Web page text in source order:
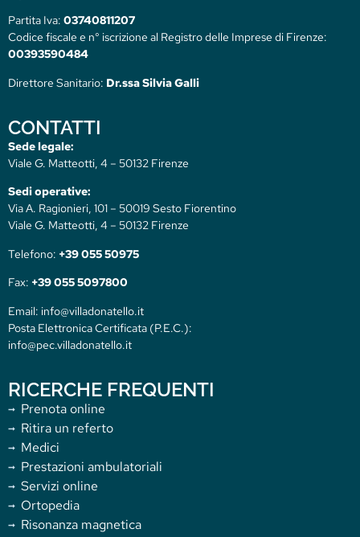
Partita Iva: 03740811207
Codice fiscale e n° iscrizione al Registro delle Imprese di Firenze:
00393590484
Direttore Sanitario: Dr.ssa Silvia Galli
CONTATTI
Sede legale:
Viale G. Matteotti, 4 – 50132 Firenze
Sedi operative:
Via A. Ragionieri, 101 – 50019 Sesto Fiorentino
Viale G. Matteotti, 4 – 50132 Firenze
Telefono: +39 055 50975
Fax: +39 055 5097800
Email: info@villadonatello.it
Posta Elettronica Certificata (P.E.C.):
info@pec.villadonatello.it
RICERCHE FREQUENTI
Prenota online
Ritira un referto
Medici
Prestazioni ambulatoriali
Servizi online
Ortopedia
Risonanza magnetica